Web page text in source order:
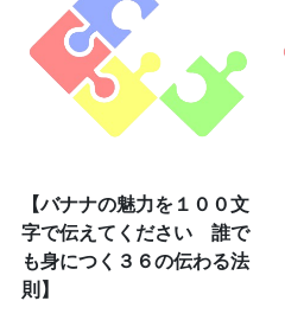
【バナナの魅力を１００文
字で伝えてください 誰で
も身につく３６の伝わる法
則】